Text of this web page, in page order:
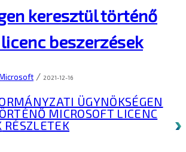
keresztül történő
beszerzések
/ 2021-12-16
ÜGYNÖKSÉGEN
MICROSOFT LICENC
RÉSZLETEK